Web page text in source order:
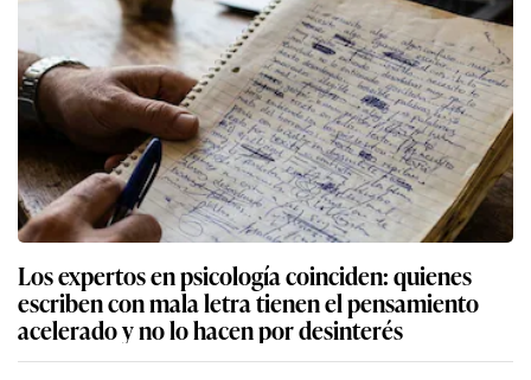
Los expertos en psicología coinciden: quienes
escriben con mala letra tienen el pensamiento
acelerado y no lo hacen por desinterés